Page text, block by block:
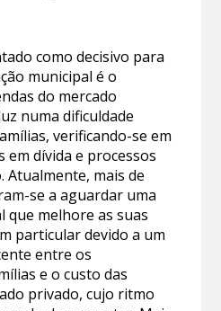
como decisivo para
municipal é o
do mercado
numa dificuldade
verificando-se em
em dívida e processos
Atualmente, mais de
se a aguardar uma
que melhore as suas
particular devido a um
entre os
e o custo das
privado, cujo ritmo